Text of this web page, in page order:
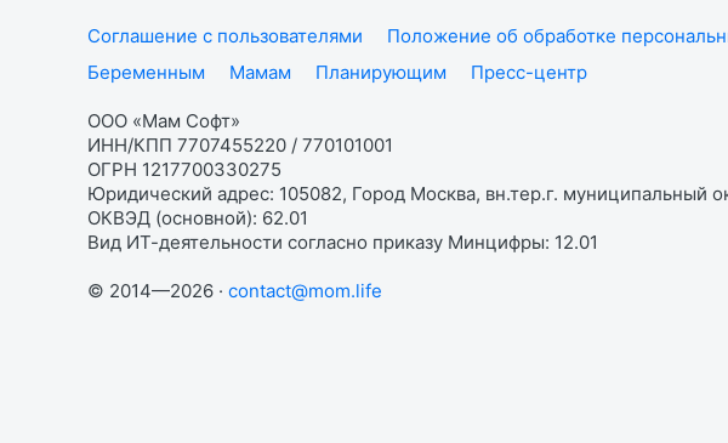
Соглашение с пользователями Положение об обработке
Беременным
Мамам Планирующим Пресс-центр
ООО «Мам Софт»
ИНН/КПП 7707455220 / 770101001
ОГРН 1217700330275
Юридический адрес: 105082, Город Москва, вн.тер.г. муниципальный
ОКВЭД (основной): 62.01
Вид ИТ-деятельности согласно приказу Минцифры: 12.01
© 2014—2026 · contact@mom.life